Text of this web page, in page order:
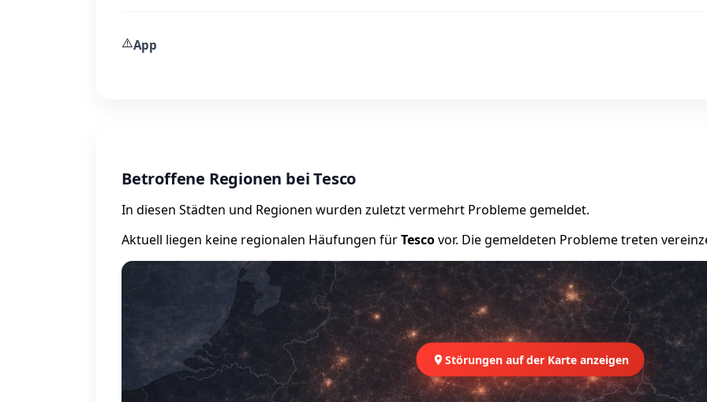
⚠️App
Betroffene Regionen bei Tesco
In diesen Städten und Regionen wurden zuletzt vermehrt Probleme gemeldet.
Aktuell liegen keine regionalen Häufungen fürTescovor. Die gemeldeten Probleme treten
Störungen auf der Karte anzeigen